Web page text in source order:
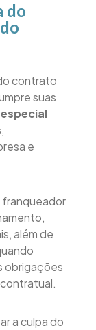
do
contrato
suas
,
e
franqueador
além de
obrigações
a culpa do